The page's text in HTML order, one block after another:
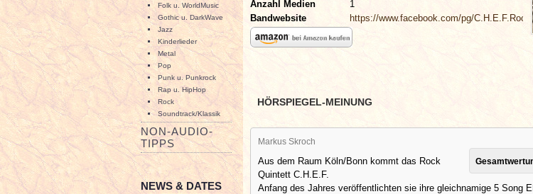
Folk u. WorldMusic
Gothic u. DarkWave
Jazz
Kinderlieder
Metal
Pop
Punk u. Punkrock
Rap u. HipHop
Rock
Soundtrack/Klassik
NON-AUDIO-
TIPPS
NEWS & DATES
Anzahl Medien
1
Bandwebsite
https://www.facebook.com/pg/
HÖRSPIEGEL-MEINUNG
Markus Skroch
Aus dem Raum Köln/Bonn kommt das Rock
Quintett C.H.E.F.
Anfang des Jahres veröffentlichten sie ihre gleichnamige 5 Song